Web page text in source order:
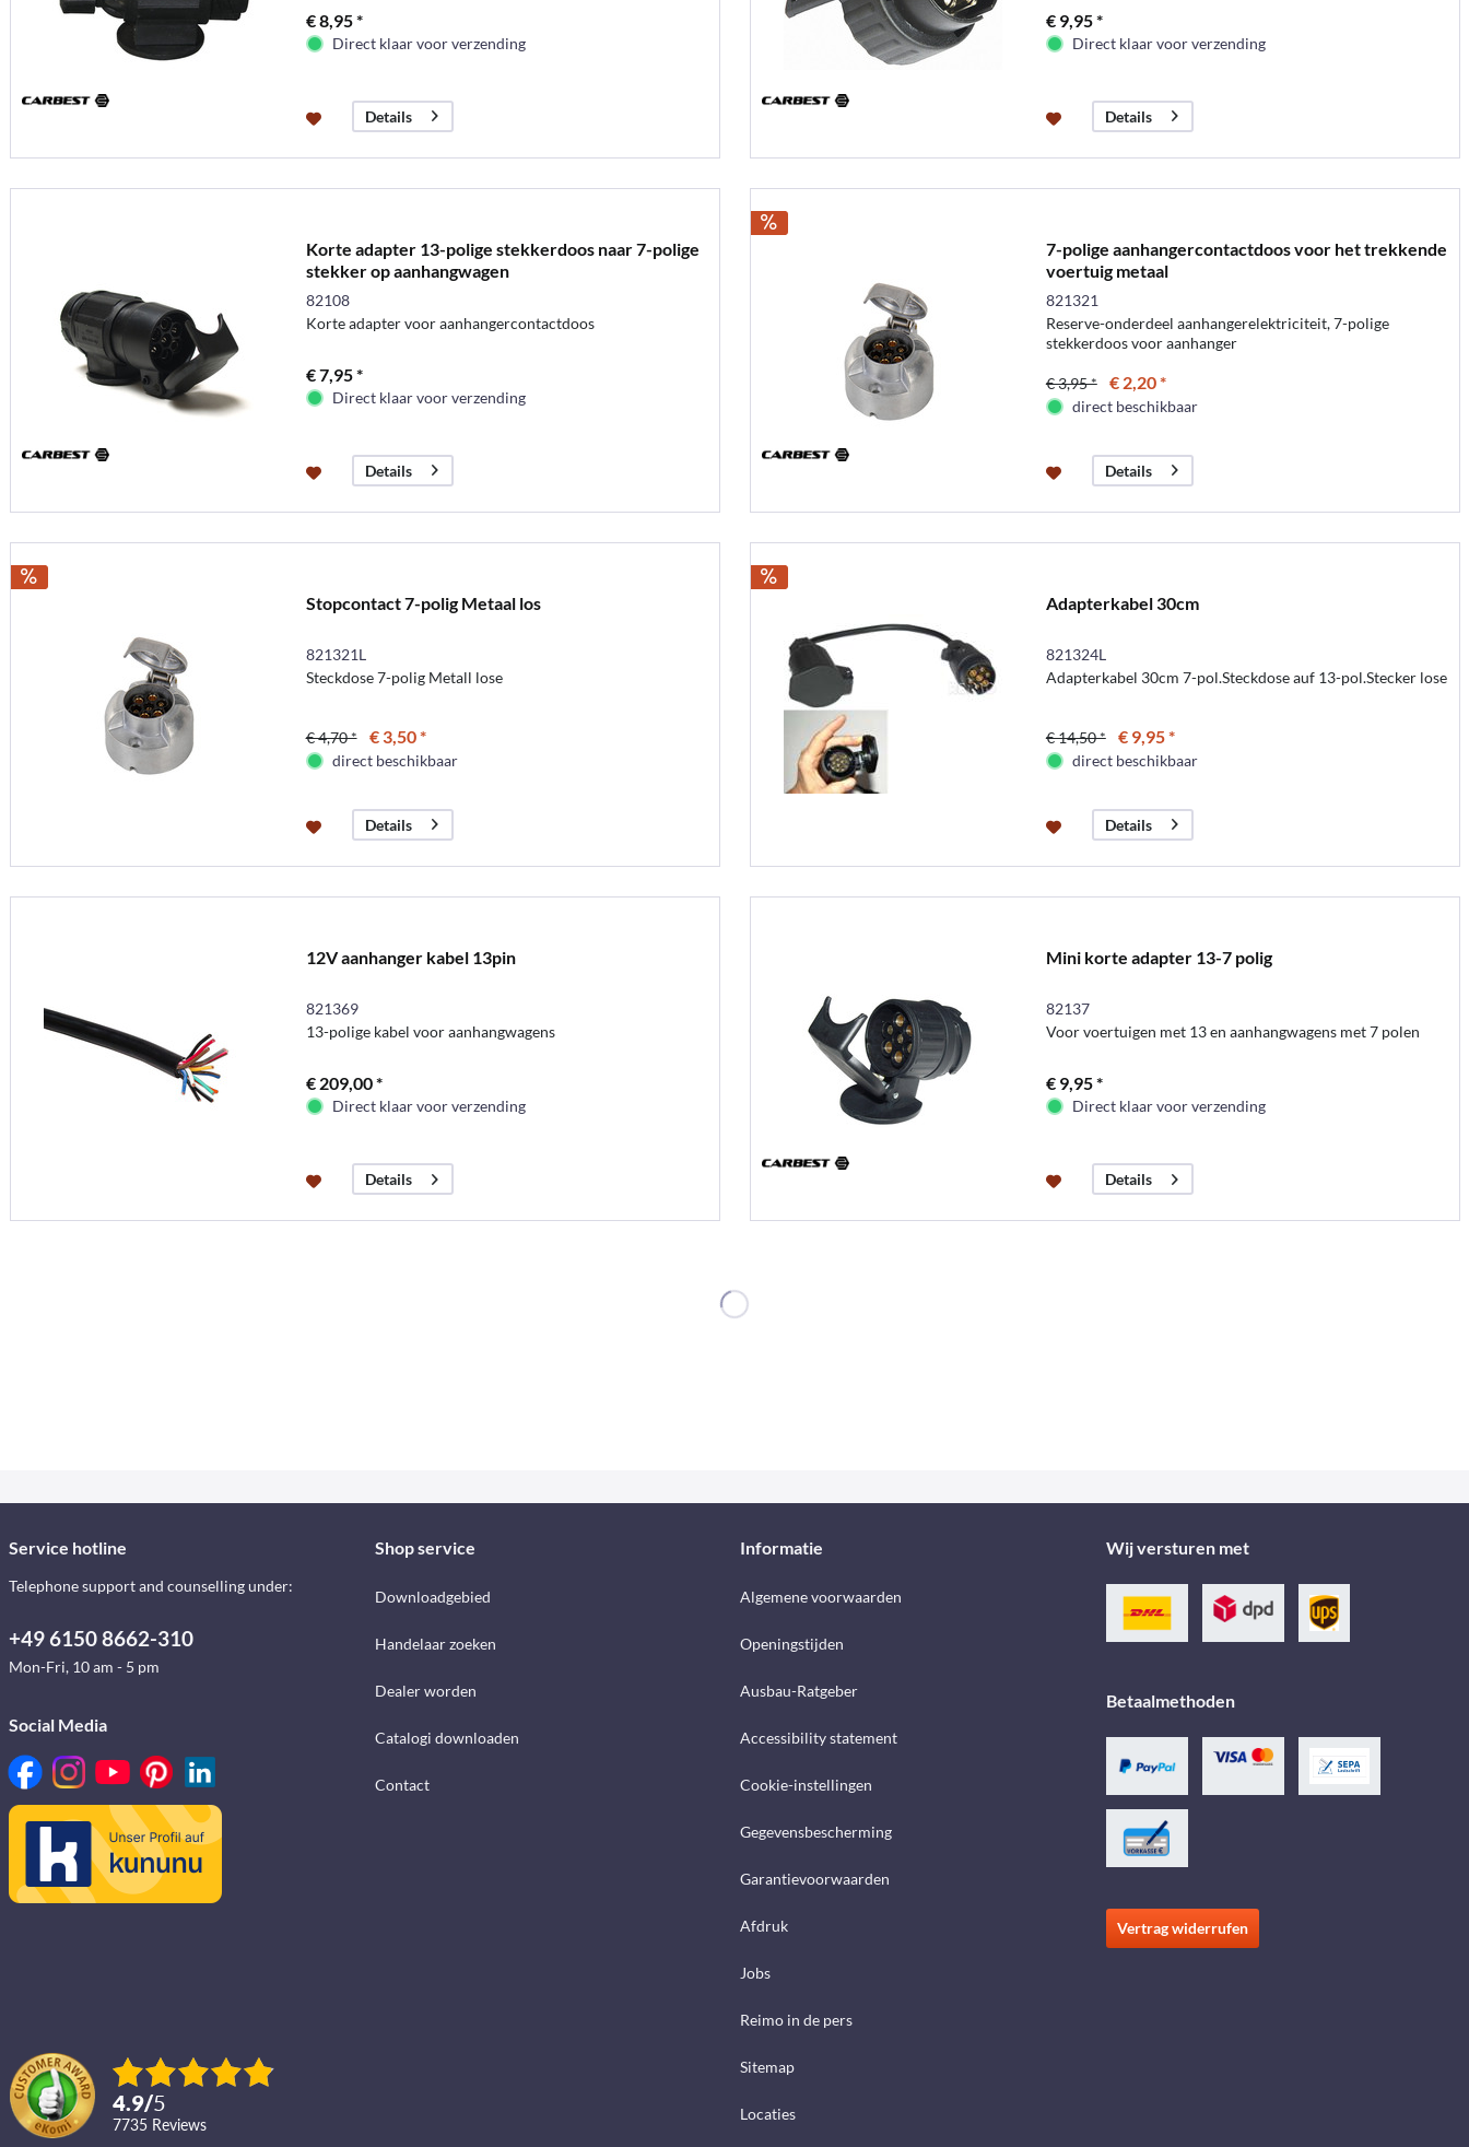
€ 8,95 *
Direct klaar voor verzending
Details
€ 9,95 *
Direct klaar voor verzending
Details
Korte adapter 13-polige stekkerdoos naar 7-polige
stekker op aanhangwagen
82108
Korte adapter voor aanhangercontactdoos
€ 7,95 *
Direct klaar voor verzending
Details
7-polige aanhangercontactdoos voor het trekkende
voertuig metaal
821321
Reserve-onderdeel aanhangerelektriciteit, 7-polige
stekkerdoos voor aanhanger
€ 3,95 * € 2,20 *
direct beschikbaar
Details
Stopcontact 7-polig Metaal los
821321L
Steckdose 7-polig Metall lose
€ 4,70 * € 3,50 *
direct beschikbaar
Details
Adapterkabel 30cm
821324L
Adapterkabel 30cm 7-pol.Steckdose auf 13-pol.Stecker lose
€ 14,50 * € 9,95 *
direct beschikbaar
Details
12V aanhanger kabel 13pin
821369
13-polige kabel voor aanhangwagens
€ 209,00 *
Direct klaar voor verzending
Details
Mini korte adapter 13-7 polig
82137
Voor voertuigen met 13 en aanhangwagens met 7 polen
€ 9,95 *
Direct klaar voor verzending
Details
Service hotline
Telephone support and counselling under:
+49 6150 8662-310
Mon-Fri, 10 am - 5 pm
Social Media
4.9/5
7735 reviews
Shop service
Downloadgebied
Handelaar zoeken
Dealer worden
Catalogi downloaden
Contact
Informatie
Algemene voorwaarden
Openingstijden
Ausbau-Ratgeber
Accessibility statement
Cookie-instellingen
Gegevensbescherming
Garantievoorwaarden
Afdruk
Jobs
Reimo in de pers
Sitemap
Locaties
Wij versturen met
Betaalmethoden
Vertrag widerrufen